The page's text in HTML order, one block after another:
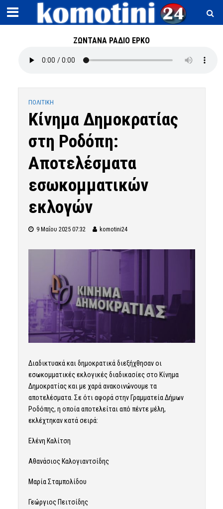
ΖΩΝΤΑΝΑ ΡΑΔΙΟ ΕΡΚΟ
ΠΟΛΙΤΙΚΗ
Κίνημα Δημοκρατίας
στη Ροδόπη:
Αποτελέσματα
εσωκομματικών
εκλογών
9 Μαΐου 2025 07:32 komotini24
Διαδικτυακά και δημοκρατικά διεξήχθησαν οι
εσωκομματικές εκλογικές διαδικασίες στο Κίνημα
Δημοκρατίας και με χαρά ανακοινώνουμε τα
αποτελέσματα. Σε ότι αφορά στην Γραμματεία Δήμων
Ροδόπης, η οποία αποτελείται από πέντε μέλη,
εκλέχτηκαν κατά σειρά:
Ελένη Καλίτση
Αθανάσιος Καλογιαντσίδης
Μαρία Σταμπολίδου
Γεώργιος Πειτσίδης